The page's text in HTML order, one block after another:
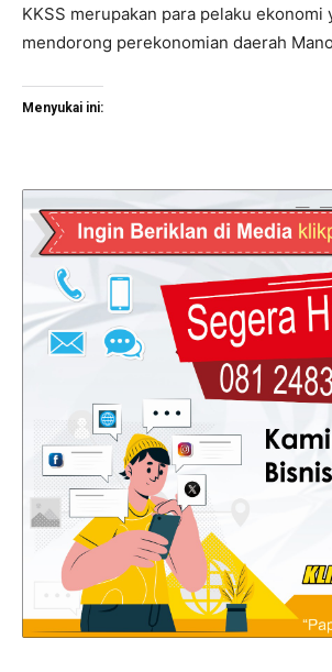
KKSS merupakan para pelaku ekonomi
mendorong perekonomian daerah
Menyukai ini: